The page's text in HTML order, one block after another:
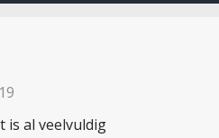
is al veelvuldig